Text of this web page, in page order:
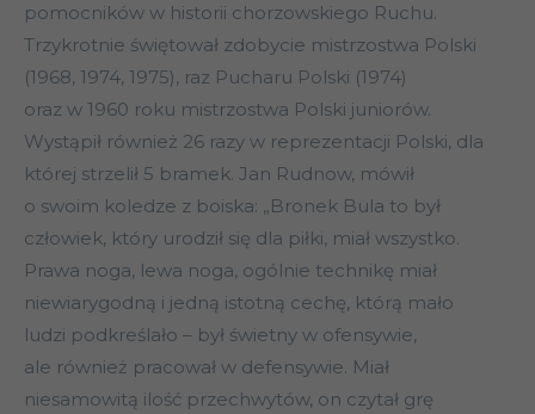
pomocników w historii chorzowskiego Ruchu.
Trzykrotnie świętował zdobycie mistrzostwa Polski
(1968, 1974, 1975), raz Pucharu Polski (1974)
oraz w 1960 roku mistrzostwa Polski juniorów.
Wystąpił również 26 razy w reprezentacji Polski, dla
której strzelił 5 bramek. Jan Rudnow, mówił
o swoim koledze z boiska: „Bronek Bula to był
człowiek, który urodził się dla piłki, miał wszystko.
Prawa noga, lewa noga, ogólnie technikę miał
niewiarygodną i jedną istotną cechę, którą mało
ludzi podkreślało – był świetny w ofensywie,
ale również pracował w defensywie. Miał
niesamowitą ilość przechwytów, on czytał grę